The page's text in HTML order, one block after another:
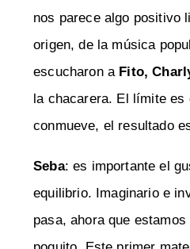
nos parece algo positivo
origen, de la música
escucharon a Fito,
la chacarera. El límite es
conmueve, el resultado
Seba: es importante el
equilibrio. Imaginario e
pasa, ahora que